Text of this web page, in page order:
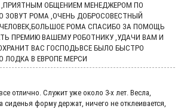
,ПРИЯТНЫМ ОБЩЕНИЕМ МЕНЕДЖЕРОМ ПО
ЗОВУТ РОМА ,ОЧЕНЬ ДОБРОСОВЕСТНЫЙ
РОМА СПАСИБО ЗА ПОМОЩЬ
ПРЕМИЮ ВАШЕМУ РОБОТНИКУ ,УДАЧИ ВАМ И
ВАС ГОСПОДЬВСЕ БЫЛО БЫСТРО
ЛОДКА В ЕВРОПЕ МЕРСИ
отлично. Служит уже около 3-х лет. Весла,
сиденья форму держат, ничего не отклеивается,